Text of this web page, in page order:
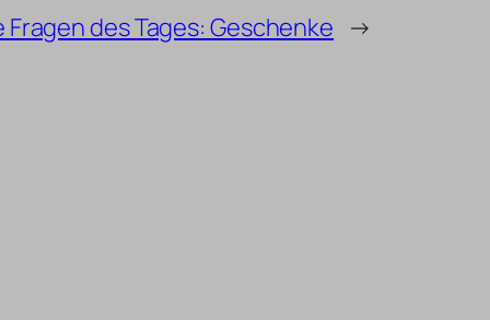
des Tages: Geschenke →